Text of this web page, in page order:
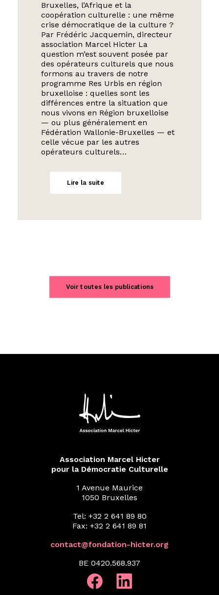
Bruxelles, l’Afrique et la
coopération culturelle : une même
crise démocratique de la culture ?
Par Frédéric Jacquemin, directeur
association Marcel Hicter La
question m’est souvent posée par
des opérateurs culturels que nous
formons au travers de notre
programme Res Urbis en région
bruxelloise : quelles sont les
différences entre la situation que
nous vivons en Région bruxelloise
— ou plus généralement en
Fédération Wallonie-Bruxelles — et
celle vécue par les autres
opérateurs culturels…
Lire la suite
Voir toutes les publications
Association Marcel Hicter
pour la Démocratie Culturelle
1 Avenue Maurice
1050 Bruxelles
Tel: +32 2 641 89 80
Fax: +32 2 641 89 81
contact@fondation-hicter.org
BE 0420.568.937